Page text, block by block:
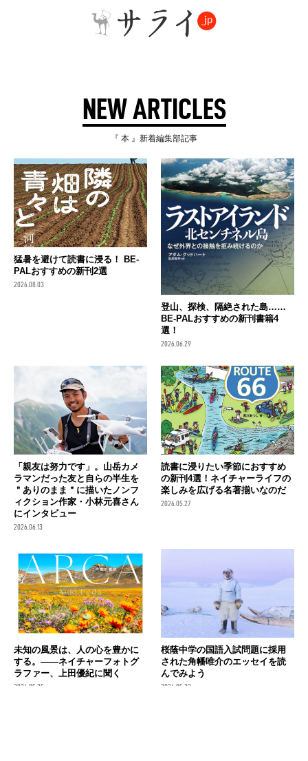
NEW ARTICLES
『 本 』新着編集部記事
猛暑を避けて読書に浸る！ BE-
PALおすすめの新刊2選
2026.08.03
登山、探検、隔絶された島……
BE-PALおすすめの新刊書籍4
選！
2026.06.29
「親友は努力です」。山岳カメ
ラマンだった友と自らの半生を
＂ありのまま＂に描いたノンフ
ィクション作家・小林元喜さん
にインタビュー
2026.06.13
読書に浸りたい季節におすすめ
の新刊4選！ネイチャーライフの
楽しみを広げる名著揃いなのだ
2026.05.27
未知の風景は、人の心を豊かに
する。――ネイチャーフォトグ
ラファー、上田優紀に聞く
2026.05.25
桜蔭中学の国語入試問題に採用
された角幡唯介のエッセイを読
んでみよう
2026.05.22